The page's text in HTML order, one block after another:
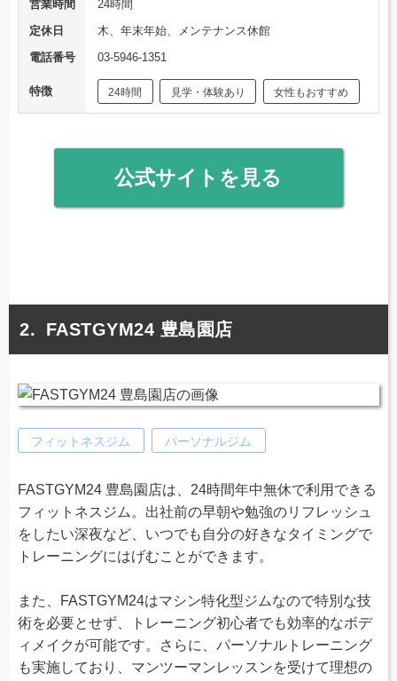
営業時間
24時間
定休日
木、年末年始、メンテナンス休館
電話番号
03-5946-1351
特徴 24時間 見学・体験あり 女性もおすすめ
公式サイトを見る
FASTGYM24 豊島園店
フィットネスジム パーソナルジム
FASTGYM24 豊島園店は、24時間年中無休で利用できる
フィットネスジム。出社前の早朝や勉強のリフレッシュ
をしたい深夜など、いつでも自分の好きなタイミングで
トレーニングにはげむことができます。
また、FASTGYM24はマシン特化型ジムなので特別な技
術を必要とせず、トレーニング初心者でも効率的なボデ
ィメイクが可能です。さらに、パーソナルトレーニング
も実施しており、マンツーマンレッスンを受けて理想の